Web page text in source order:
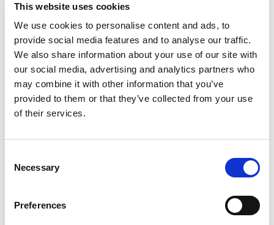
This website uses cookies
We use cookies to personalise content and ads, to
provide social media features and to analyse our traffic.
We also share information about your use of our site with
our social media, advertising and analytics partners who
may combine it with other information that you’ve
provided to them or that they’ve collected from your use
of their services.
Selection
Necessary
Preferences
Klik op de twee dobbelstenen naast het
silhouet om met de dobbelsteenfunctie aan de
slag te gaan. Hier heb je de optie om een, twee
of drie dobbelstenen tegelijk te laten rollen.
Idee voor een opdracht vreemde taal en/of
rekenen: maak teams, laat telkens drie
dobbelstenen rollen, het team dat als eerste
de ogen heeft opgeteld en het getal in de
Geluidsniveau
beschikking over deze functionaliteit. Je device